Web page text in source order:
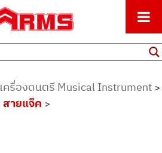
ตั้งแต่เริ่มต้นถึงมืออาชีพ
เครื่องดนตรี Musical Instrument >
สายแจ็ค >